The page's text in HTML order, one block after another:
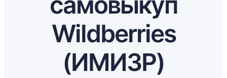
Wildberries
(ИМИЗР)